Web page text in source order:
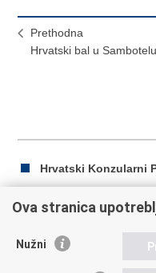
Prethodna
Hrvatski bal u Sambotelu
Hrvatski Konzularni
Ispiši
Podijeli
Ova stranica
Nužni